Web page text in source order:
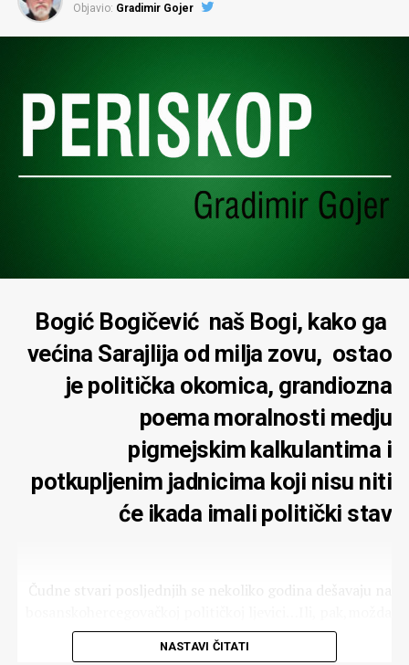
Objavio: Gradimir Gojer
Bogić Bogičević naš Bogi, kako ga
većina Sarajlija od milja zovu, ostao
je politička okomica, grandiozna
poema moralnosti medju
pigmejskim kalkulantima i
potkupljenim jadnicima koji nisu niti
će ikada imali politički stav
Čudne stvari posljednjih se nekoliko godina dešavaju na
ja griješim u procjenama…Jedno je sigurno: bilo što da se
desi sa bosanskoheregovačkom
NASTAVI ČITATI